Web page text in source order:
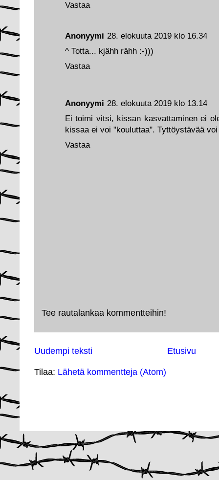
Anonyymi 28. elokuuta 2019 klo 13.14
Ei toimi vitsi, kissan kasvattaminen ei
kissaa ei voi "kouluttaa". Tyttöystävää
Vastaa
Anonyymi 28. elokuuta 2019 klo 16.34
^ Totta... kjähh rähh :-)))
Vastaa
Vastaa
Tee rautalankaa kommentteihin!
Uudempi teksti Etusivu
Tilaa: Lähetä kommentteja (Atom)